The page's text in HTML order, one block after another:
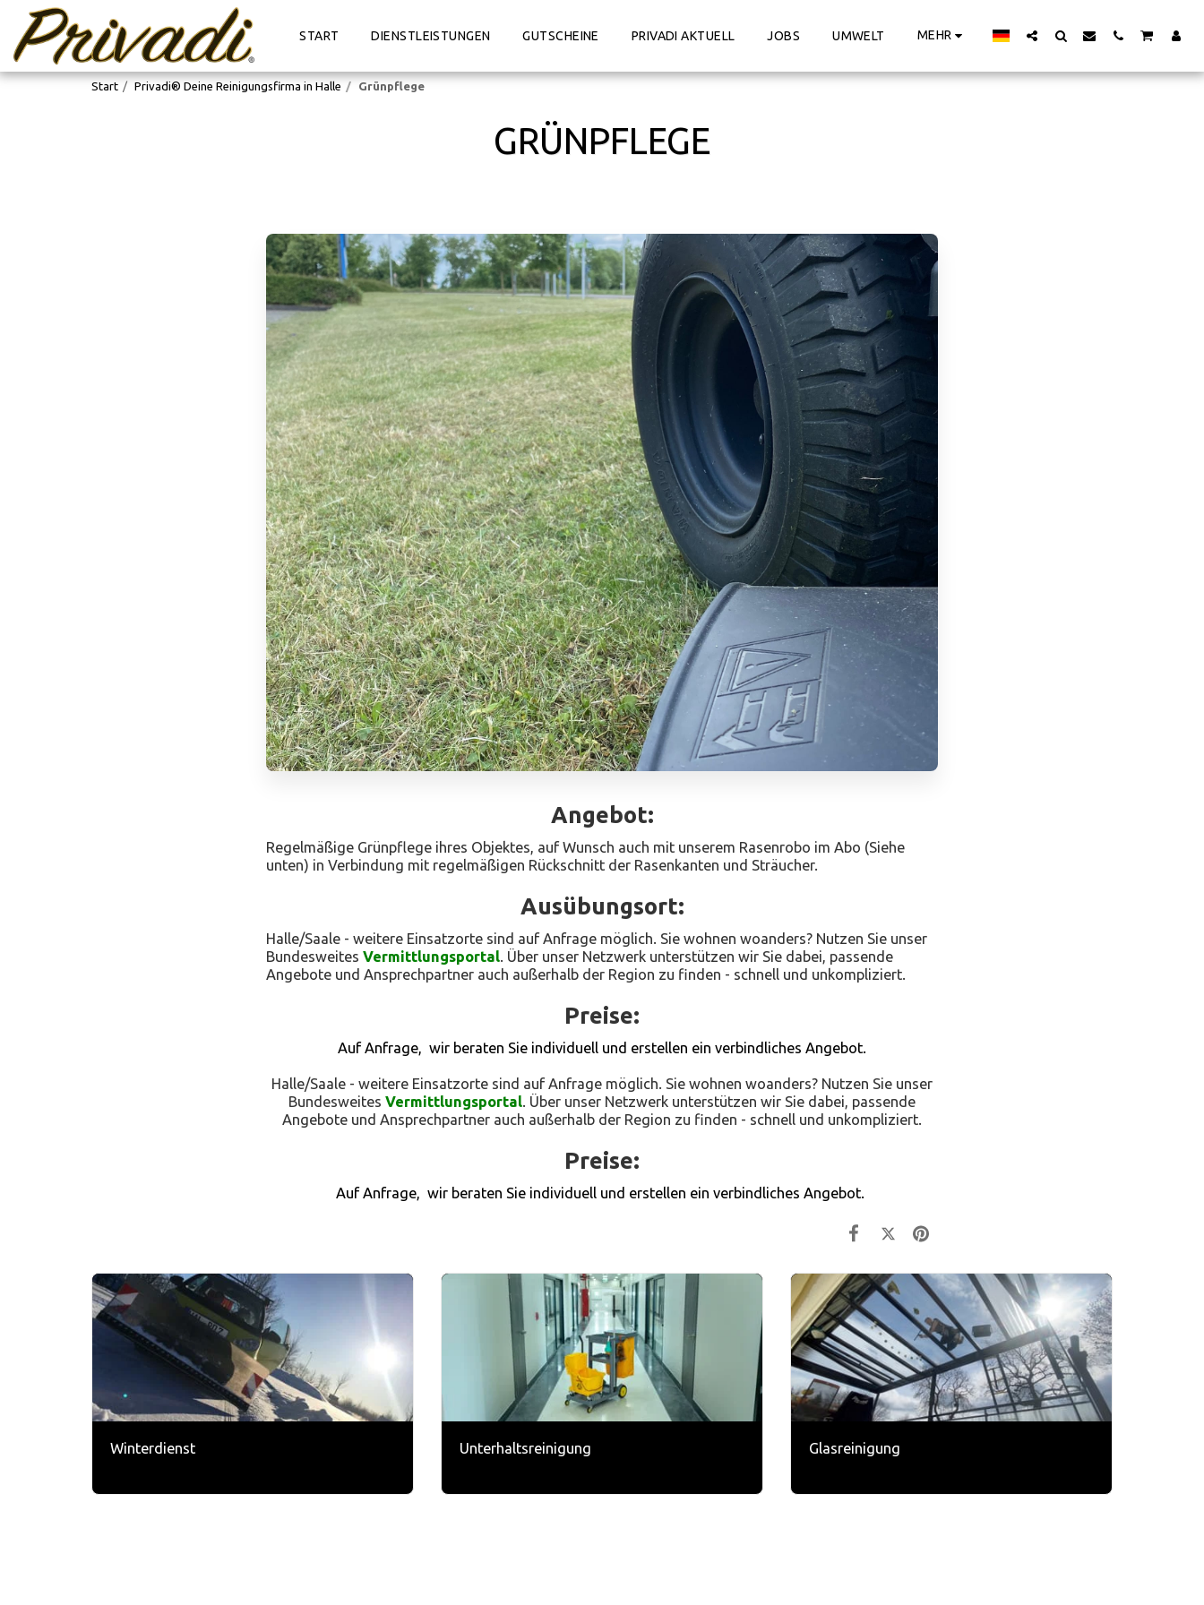
START DIENSTLEISTUNGEN GUTSCHEINE PRIVADI AKTUELL JOBS UMWELT MEHR
Start Privadi® Deine Reinigungsfirma in Halle Grünpflege
GRÜNPFLEGE
Angebot:
Regelmäßige Grünpflege ihres Objektes, auf Wunsch auch mit unserem Rasenrobo im Abo (Siehe
unten) in Verbindung mit regelmäßigen Rückschnitt der Rasenkanten und Sträucher.
Ausübungsort:
Halle/Saale - weitere Einsatzorte sind auf Anfrage möglich. Sie wohnen woanders? Nutzen Sie unser
Bundesweites Vermittlungsportal. Über unser Netzwerk unterstützen wir Sie dabei, passende
Angebote und Ansprechpartner auch außerhalb der Region zu finden - schnell und unkompliziert.
Preise:
Auf Anfrage, wir beraten Sie individuell und erstellen ein verbindliches Angebot.
Halle/Saale - weitere Einsatzorte sind auf Anfrage möglich. Sie wohnen woanders? Nutzen Sie unser
Bundesweites Vermittlungsportal. Über unser Netzwerk unterstützen wir Sie dabei, passende
Angebote und Ansprechpartner auch außerhalb der Region zu finden - schnell und unkompliziert.
Preise:
Auf Anfrage, wir beraten Sie individuell und erstellen ein verbindliches Angebot.
Winterdienst Unterhaltsreinigung Glasreinigung